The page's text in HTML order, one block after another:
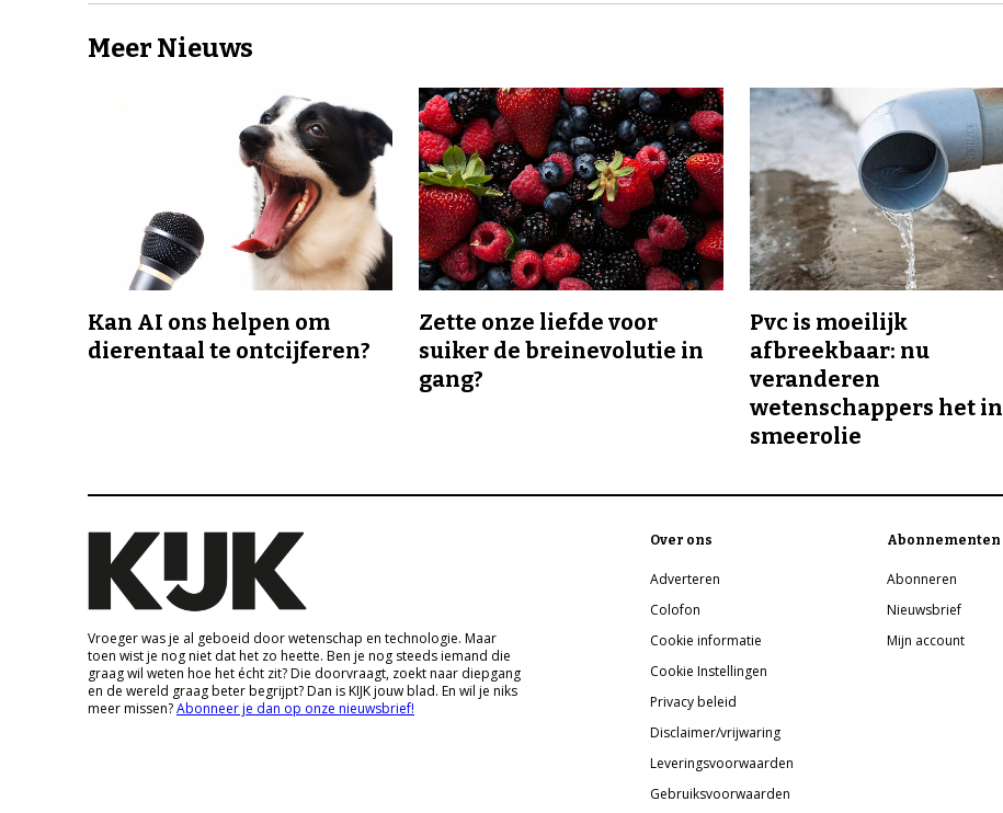
Meer Nieuws
Kan AI ons helpen om
dierentaal te ontcijferen?
Zette onze liefde voor
suiker de breinevolutie in
gang?
Pvc is moeilijk
afbreekbaar: nu
veranderen
wetenschappers het in
smeerolie
Vroeger was je al geboeid door wetenschap en technologie. Maar
toen wist je nog niet dat het zo heette. Ben je nog steeds iemand die
graag wil weten hoe het écht zit? Die doorvraagt, zoekt naar diepgang
en de wereld graag beter begrijpt? Dan is KIJK jouw blad. En wil je niks
meer missen?Abonneer je dan op onze nieuwsbrief!
Over ons
Adverteren
Colofon
Cookie informatie
Cookie Instellingen
Privacy beleid
Disclaimer/vrijwaring
Leveringsvoorwaarden
Gebruiksvoorwaarden
Abonnementen
Abonneren
Nieuwsbrief
Mijn account